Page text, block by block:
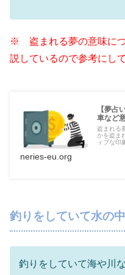
※ 盗まれる夢の意味に
説しているので参考にし
【夢占
車など
盗まれる
かを盗ま
ィブな印
neries-eu.org
釣りをしていて水の
釣りをしていて海や川